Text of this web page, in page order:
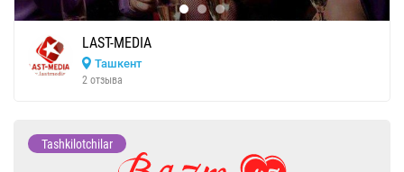
LAST-MEDIA
Ташкент
2 отзыва
Tashkilotchilar